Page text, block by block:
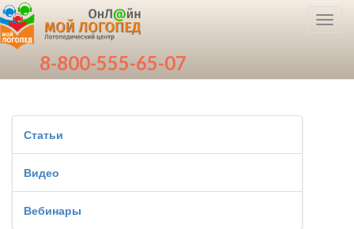
8-800-555-65-07
Статьи
Видео
Вебинары